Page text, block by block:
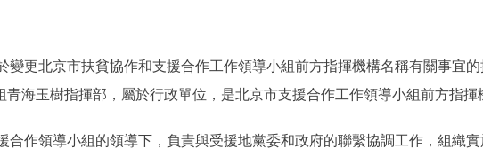
北京市扶貧協作和支援合作工作領導小組前方指揮機構名稱有關事宜的
海玉樹指揮部，屬於行政單位，是北京市支援合作工作領導小組前方指揮
領導小組的領導下，負責與受援地黨委和政府的聯繫協調工作，組織實